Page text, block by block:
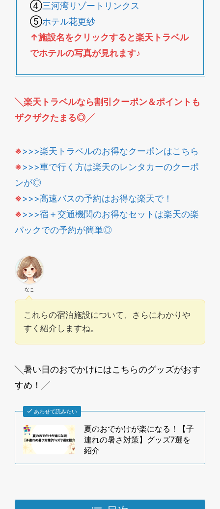
④三河湾リゾートリンクス
⑤ホテル花更紗
↑施設名をクリックすると楽天トラベル
でホテルの写真が見れます♪
╲楽天トラベルなら割引クーポン＆ポイントも
ザクザクたまる◎╱
※>>>楽天トラベルのお得なクーポンはこちら
※>>>車で行く方は楽天のレンタカーのクーポ
ンが◎
※>>>高速バスの予約はお得な楽天で！
※>>>宿＋交通機関のお得なセットは楽天の楽
パックでの予約が簡単◎
なこ
これらの宿泊施設について、さらにわかりや
すく紹介しますね。
╲暑い日のおでかけにはこちらのグッズがおす
すめ！╱
あわせて読みたい
夏のおでかけが楽になる！【子
連れの暑さ対策】グッズ7選を
紹介